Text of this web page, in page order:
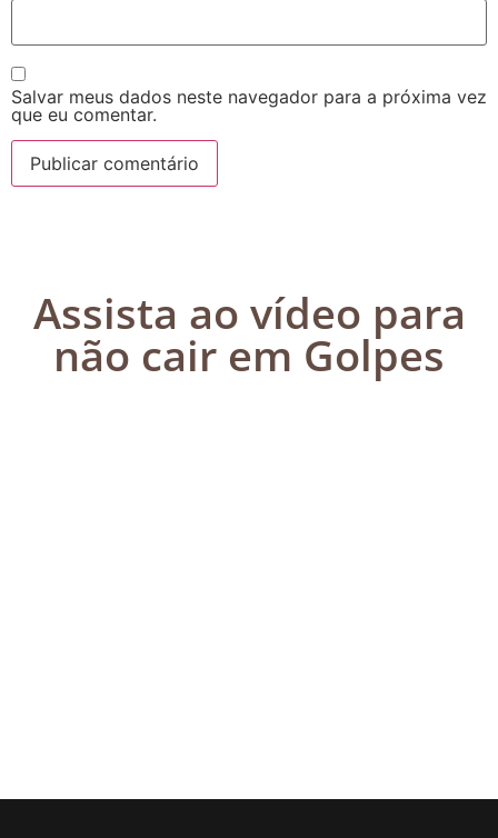
Salvar meus dados neste navegador para a próxima vez
que eu comentar.
Assista ao vídeo para
não cair em Golpes